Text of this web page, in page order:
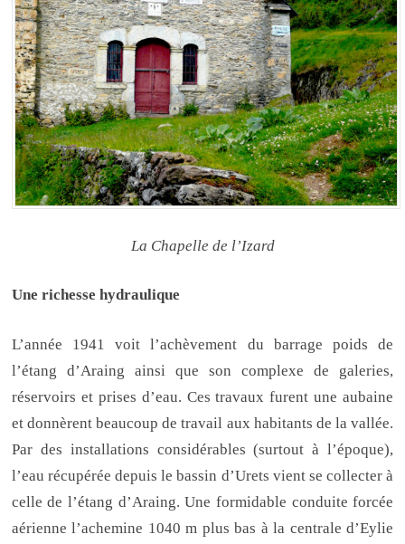
La Chapelle de l’Izard
Une richesse hydraulique
L’année 1941 voit l’achèvement du barrage poids de
l’étang d’Araing ainsi que son complexe de galeries,
réservoirs et prises d’eau. Ces travaux furent une aubaine
et donnèrent beaucoup de travail aux habitants de la vallée.
Par des installations considérables (surtout à l’époque),
l’eau récupérée depuis le bassin d’Urets vient se collecter à
celle de l’étang d’Araing. Une formidable conduite forcée
aérienne l’achemine 1040 m plus bas à la centrale d’Eylie